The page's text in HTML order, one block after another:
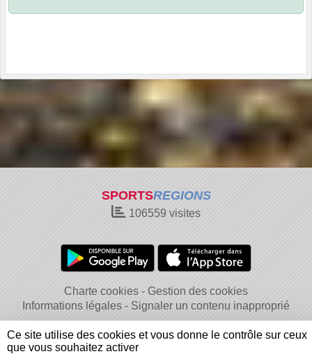
SPORTSREGIONS
106559 visites
Charte cookies
Gestion des cookies
Informations légales
Signaler un contenu inapproprié
Ce site utilise des cookies et vous donne le contrôle sur ceux
que vous souhaitez activer